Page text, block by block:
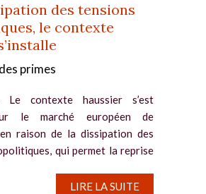
des tensions
le contexte
primes
Le contexte haussier s’est
le marché européen de
en raison de la dissipation des
qui permet la reprise
LIRE LA SUITE